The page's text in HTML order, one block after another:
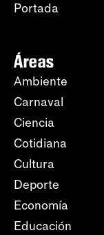
Portada
Áreas
Ambiente
Carnaval
Ciencia
Cotidiana
Cultura
Deporte
Economía
Educación